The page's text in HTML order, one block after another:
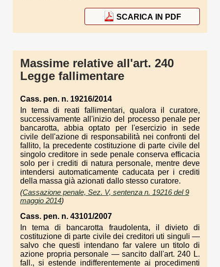
SCARICA IN PDF
Massime relative all'art. 240
Legge fallimentare
Cass. pen. n. 19216/2014
In tema di reati fallimentari, qualora il curatore,
successivamente all'inizio del processo penale per
bancarotta, abbia optato per l'esercizio in sede
civile dell'azione di responsabilità nei confronti del
fallito, la precedente costituzione di parte civile del
singolo creditore in sede penale conserva efficacia
solo per i crediti di natura personale, mentre deve
intendersi automaticamente caducata per i crediti
della massa già azionati dallo stesso curatore.
(Cassazione penale, Sez. V, sentenza n. 19216 del 9
maggio 2014)
Cass. pen. n. 43101/2007
In tema di bancarotta fraudolenta, il divieto di
costituzione di parte civile dei creditori uti singuli —
salvo che questi intendano far valere un titolo di
azione propria personale — sancito dall'art. 240 L.
fall., si estende indifferentemente ai procedimenti